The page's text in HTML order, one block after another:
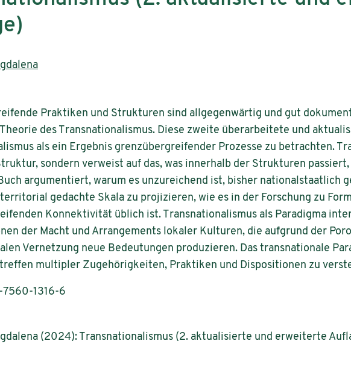
Praktiken und Strukturen sind allgegenwärtig und gut
des Transnationalismus. Diese zweite überarbeitete und
als ein Ergebnis grenzübergreifender Prozesse zu betrachten.
sondern verweist auf das, was innerhalb der Strukturen
argumentiert, warum es unzureichend ist, bisher nationalstaatlich
gedachte Skala zu projizieren, wie es in der Forschung zu
Konnektivität üblich ist. Transnationalismus als Paradigma
der Macht und Arrangements lokaler Kulturen, die aufgrund der
Vernetzung neue Bedeutungen produzieren. Das transnationale
multipler Zugehörigkeiten, Praktiken und Dispositionen zu
7560-1316-6
(2024): Transnationalismus (2. aktualisierte und erweiterte